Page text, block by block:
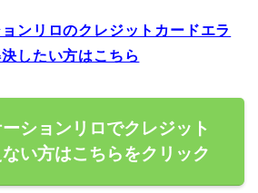
ンリロのクレジットカードエラ
したい方はこちら
ションリロでクレジット
い方はこちらをクリック